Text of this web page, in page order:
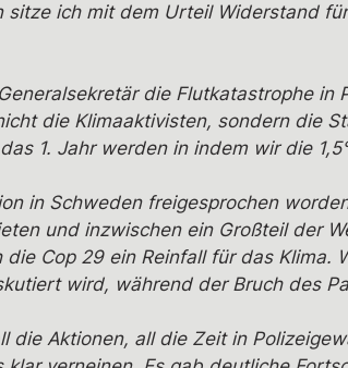
ich mit dem Urteil Widerstand
die Flutkatastrophe in
die Klimaaktivisten, sondern die
1. Jahr werden in indem wir die
in Schweden freigesprochen
und inzwischen ein Großteil der
Cop 29 ein Reinfall für das Klima.
wird, während der Bruch des
die Aktionen, all die Zeit in